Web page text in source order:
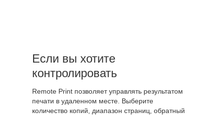
Если вы хотите
контролировать
Remote Print позволяет управлять результатом
печати в удаленном месте. Выберите
количество копий, диапазон страниц, обратный